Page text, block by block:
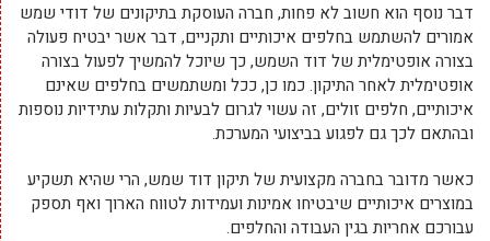
דבר נוסף הוא חשוב לא פחות, חברה העוסקת בתיקונים של דודי שמש
אמורים להשתמש בחלפים איכותיים ותקניים, דבר אשר יבטיח פעולה
בצורה אופטימלית של דוד השמש, כך שיוכל להמשיך לפעול בצורה
אופטימלית לאחר התיקון. כמו כן, ככל ומשתמשים בחלפים שאינם
איכותיים, חלפים זולים, זה עשוי לגרום לבעיות ותקלות עתידיות נוספות
ובהתאם לכך גם לפגוע בביצועי המערכת.
כאשר מדובר בחברה מקצועית של תיקון דוד שמש, הרי שהיא תשקיע
במוצרים איכותיים שיבטיחו אמינות ועמידות לטווח הארוך ואף תספק
עבורכם אחריות בגין העבודה והחלפים.